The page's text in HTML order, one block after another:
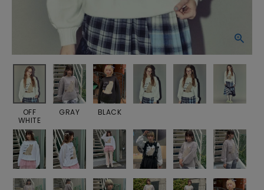
OFF
WHITE
GRAY BLACK